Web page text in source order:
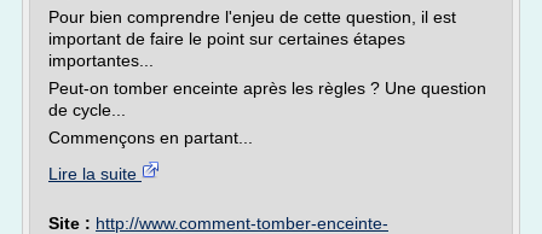
Pour bien comprendre l'enjeu de cette question, il est
important de faire le point sur certaines étapes
importantes...
Peut-on tomber enceinte après les règles ? Une question
de cycle...
Commençons en partant...
Lire la suite
Site : http://www.comment-tomber-enceinte-